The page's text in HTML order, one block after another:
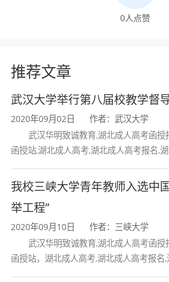
团队成员经常工作到凌晨。“我
早上看到他凌晨三点回复我：
赛历程，江洪表示很感动。
领航工作室成立于2010年，
学计算机学院，是一支致力于
用系统和应用软件，并兼顾网
计、web开发、计算机维护等
自领航工作室成立以来“战果”
助手、武科大微校园、联袂云
0人点赞
推荐文章
武汉大学举行第八届校教学督
2020年09月02日
作者：武汉大学
武汉华明致诚教育,湖北成人高考函授
函授站,湖北成人高考,湖北成人高考报名,
我校三峡大学青年教师入选中
举工程”
2020年09月10日
作者：三峡大学
武汉华明致诚教育,湖北成人高考函授
函授站，湖北成人高考,湖北成人高考报名